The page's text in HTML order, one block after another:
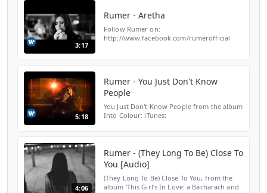
3:17
Rumer - Aretha
Follow Rumer on:
http://www.facebook.com/rumerofficial
5:18
Rumer - You Just Don't Know
People
You Just Don't Know People from the album
Into Colour: iTunes:
4:06
Rumer - (They Long To Be) Close To
You [Audio]
(They Long To Be) Close To You, from the
album 'This Girl's In Love: a Bacharach and